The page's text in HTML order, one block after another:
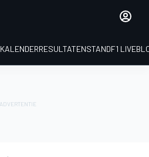
KALENDERRESULTATENSTANDF1